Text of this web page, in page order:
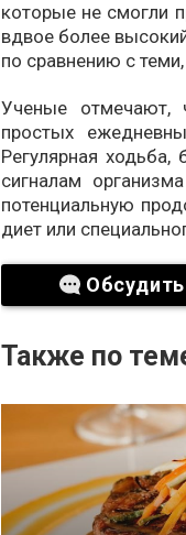
которые не смогли
вдвое более
по сравнению с
Ученые отмечают,
простых
Регулярная
сигналам
потенциальную
диет или
Обсудить
Также по